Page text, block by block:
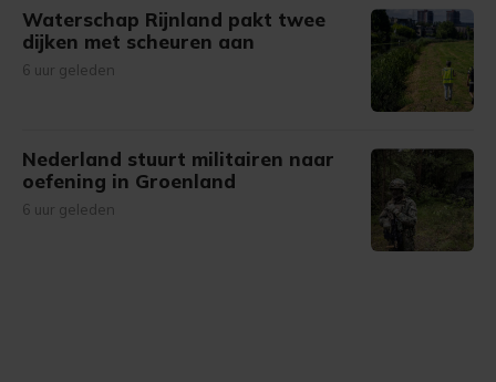
Waterschap Rijnland pakt twee
dijken met scheuren aan
6 uur geleden
Nederland stuurt militairen naar
oefening in Groenland
6 uur geleden